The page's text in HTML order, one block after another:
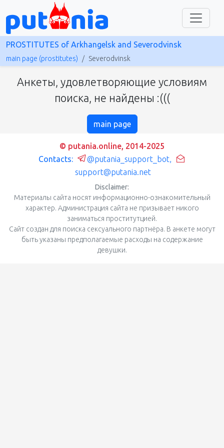
PROSTITUTES of Arkhangelsk and Severodvinsk
main page (prostitutes) Severodvinsk
Анкеты, удовлетворяющие условиям
поиска, не найдены :(((
main page
© putania.online, 2014-2025
Contacts:
@putania_support_bot,
support@putania.net
Disclaimer:
Материалы сайта носят информационно-ознакомительный
характер. Администрация сайта не призывает никого
заниматься проститутцией.
Сайт создан для поиска сексуального партнёра. В анкете могут
быть указаны предполагаемые расходы на содержание
девушки.